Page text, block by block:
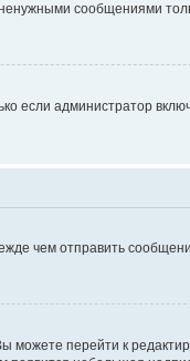
сообщениями
если администратор
чем отправить
можете перейти к